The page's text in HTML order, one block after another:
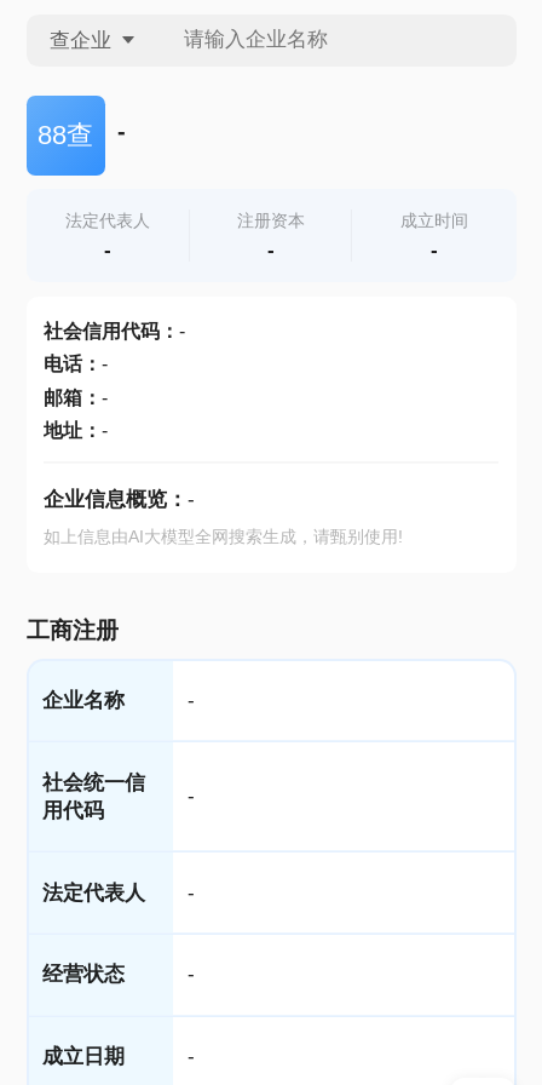
查企业
查企业
查产地
88查 -
法定代表人
-
注册资本
-
成立时间
-
社会信用代码： -
电话： -
邮箱： -
地址： -
企业信息概览： -
如上信息由AI大模型全网搜索生成，请甄别使用!
工商注册
企业名称 -
社会统一信
用代码
-
法定代表人 -
经营状态 -
成立日期 -